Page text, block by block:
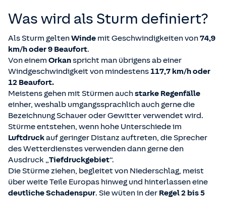
Was wird als Sturm definiert?
Als Sturm geltenWinde mit Geschwindigkeiten von74,9
km/h oder 9 Beaufort.
Von einem Orkanspricht man übrigens ab einer
Windgeschwindigkeit von mindestens 117,7 km/h oder
12 Beaufort.
Meistens gehen mit Stürmen auchstarke Regenfälle
einher, weshalb umgangssprachlich auch gerne die
Bezeichnung Schauer oder Gewitter verwendet wird.
Stürme entstehen, wenn hohe Unterschiede im
Luftdruckauf geringer Distanz auftreten, die Sprecher
des Wetterdienstes verwenden dann gerne den
Ausdruck „Tiefdruckgebiet“.
Die Stürme ziehen, begleitet von Niederschlag, meist
über weite Teile Europas hinweg und hinterlassen eine
deutliche Schadenspur. Sie wüten in der Regel 2 bis 5